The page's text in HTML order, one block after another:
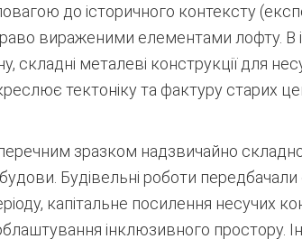
до історичного контексту
вираженими елементами лофту. В
складні металеві конструкції для
тектоніку та фактуру старих
зразком надзвичайно складної
Будівельні роботи
капітальне посилення несучих
інклюзивного простору.